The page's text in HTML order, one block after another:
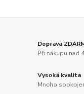
Doprava
Při nákupu nad
Vysoká kvalita
Mnoho